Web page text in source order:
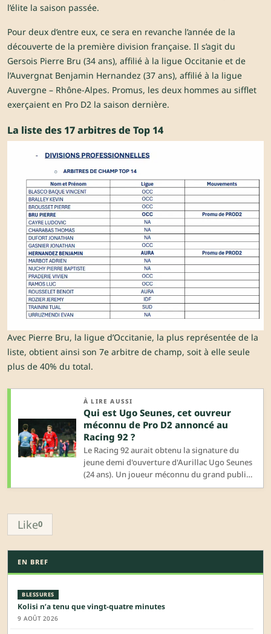
l’élite la saison passée.
Pour deux d’entre eux, ce sera en revanche l’année de la
découverte de la première division française. Il s’agit du
Gersois Pierre Bru (34 ans), affilié à la ligue Occitanie et de
l’Auvergnat Benjamin Hernandez (37 ans), affilié à la ligue
Auvergne – Rhône-Alpes. Promus, les deux hommes au sifflet
exerçaient en Pro D2 la saison dernière.
La liste des 17 arbitres de Top 14
Avec Pierre Bru, la ligue d’Occitanie, la plus représentée de la
liste, obtient ainsi son 7e arbitre de champ, soit à elle seule
plus de 40% du total.
À LIRE AUSSI
Qui est Ugo Seunes, cet ouvreur
méconnu de Pro D2 annoncé au
Racing 92 ?
Le Racing 92 aurait obtenu la signature du
jeune demi d'ouverture d'Aurillac Ugo Seunes
(24 ans). Un joueur méconnu du grand public
qui a éclos en Pro D2 la saison passée.
Like0
EN BREF
BLESSURES
Kolisi n’a tenu que vingt-quatre minutes
9 AOÛT 2026